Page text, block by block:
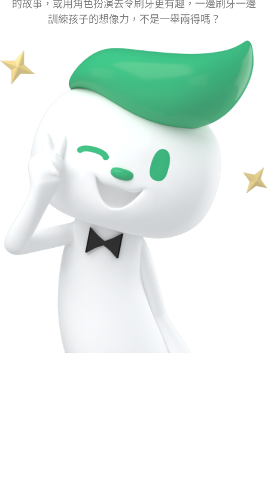
的故事，或用角色扮演去令刷牙更有趣，一邊刷牙一邊
訓練孩子的想像力，不是一舉兩得嗎？